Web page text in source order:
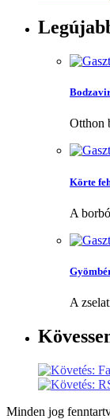
Otthon
Körte
A
A
Minden jog